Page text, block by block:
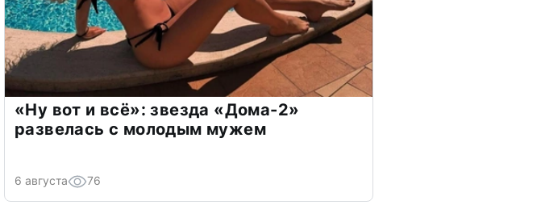
«Ну вот и всё»: звезда «Дома-2»
развелась с молодым мужем
6 августа 76